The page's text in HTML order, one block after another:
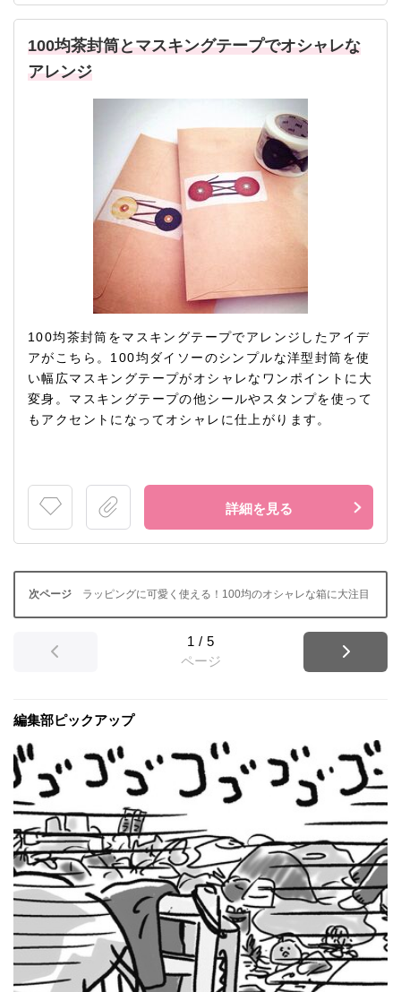
100均茶封筒とマスキングテープでオシャレな
アレンジ
100均茶封筒をマスキングテープでアレンジしたアイデ
アがこちら。100均ダイソーのシンプルな洋型封筒を使
い幅広マスキングテープがオシャレなワンポイントに大
変身。マスキングテープの他シールやスタンプを使って
もアクセントになってオシャレに仕上がります。
詳細を見る
ラッピングに可愛く使える！100均のオシャレな箱に大注目
1 / 5
ページ
編集部ピックアップ